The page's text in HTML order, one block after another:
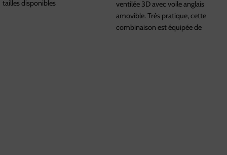
tailles disponibles
ventilée 3D avec voile anglais
amovible. Très pratique, cette
combinaison est équipée de